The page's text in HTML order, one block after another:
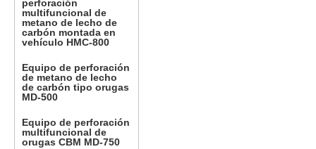
perforación
multifuncional de
metano de lecho de
carbón montada en
vehículo HMC-800
Equipo de perforación
de metano de lecho
de carbón tipo orugas
MD-500
Equipo de perforación
multifuncional de
orugas CBM MD-750